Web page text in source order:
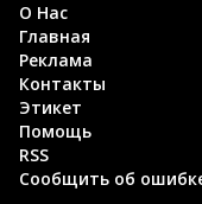
О Нас
Главная
Реклама
Контакты
Этикет
Помощь
RSS
Сообщить об